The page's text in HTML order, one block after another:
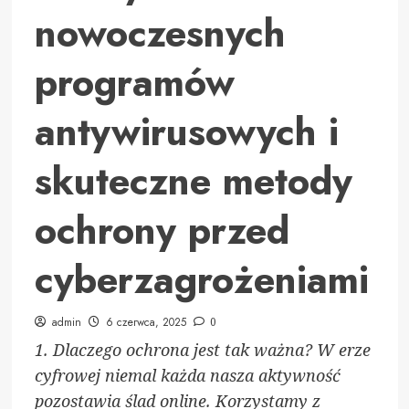
nowoczesnych
programów
antywirusowych i
skuteczne metody
ochrony przed
cyberzagrożeniami
admin 6 czerwca, 2025 0
1. Dlaczego ochrona jest tak ważna? W erze
cyfrowej niemal każda nasza aktywność
pozostawia ślad online. Korzystamy z